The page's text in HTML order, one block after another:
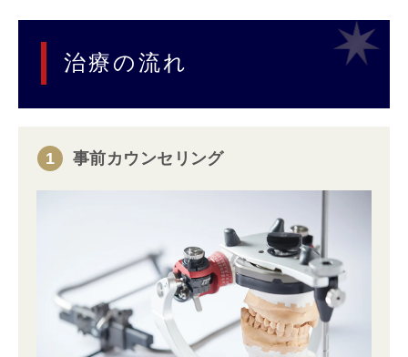
治療の流れ
1 事前カウンセリング